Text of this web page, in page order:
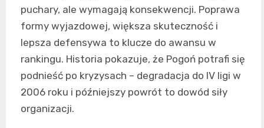
puchary, ale wymagają konsekwencji. Poprawa
formy wyjazdowej, większa skuteczność i
lepsza defensywa to klucze do awansu w
rankingu. Historia pokazuje, że Pogoń potrafi się
podnieść po kryzysach – degradacja do IV ligi w
2006 roku i późniejszy powrót to dowód siły
organizacji.